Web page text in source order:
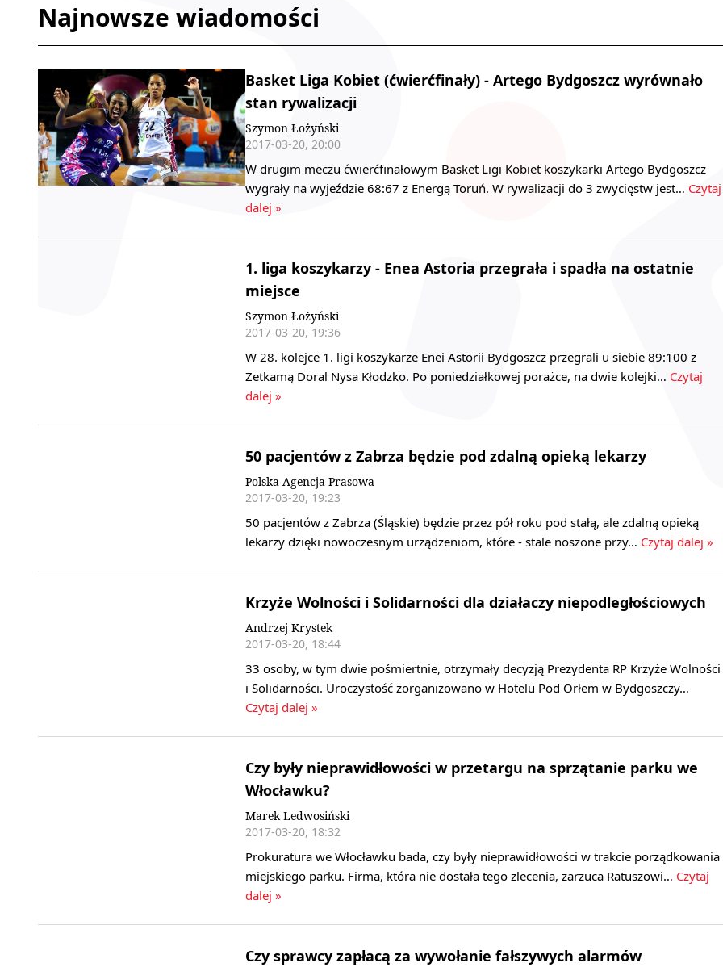
Najnowsze wiadomości
Basket Liga Kobiet (ćwierćfinały) - Artego Bydgoszcz wyrównało
stan rywalizacji
Szymon Łożyński
2017-03-20, 20:00
W drugim meczu ćwierćfinałowym Basket Ligi Kobiet koszykarki Artego Bydgoszcz
wygrały na wyjeździe 68:67 z Energą Toruń. W rywalizacji do 3 zwycięstw jest… Czytaj
dalej »
1. liga koszykarzy - Enea Astoria przegrała i spadła na ostatnie
miejsce
Szymon Łożyński
2017-03-20, 19:36
W 28. kolejce 1. ligi koszykarze Enei Astorii Bydgoszcz przegrali u siebie 89:100 z
Zetkamą Doral Nysa Kłodzko. Po poniedziałkowej porażce, na dwie kolejki… Czytaj
dalej »
50 pacjentów z Zabrza będzie pod zdalną opieką lekarzy
Polska Agencja Prasowa
2017-03-20, 19:23
50 pacjentów z Zabrza (Śląskie) będzie przez pół roku pod stałą, ale zdalną opieką
lekarzy dzięki nowoczesnym urządzeniom, które - stale noszone przy… Czytaj dalej »
Krzyże Wolności i Solidarności dla działaczy niepodległościowych
Andrzej Krystek
2017-03-20, 18:44
33 osoby, w tym dwie pośmiertnie, otrzymały decyzją Prezydenta RP Krzyże Wolności
i Solidarności. Uroczystość zorganizowano w Hotelu Pod Orłem w Bydgoszczy…
Czytaj dalej »
Czy były nieprawidłowości w przetargu na sprzątanie parku we
Włocławku?
Marek Ledwosiński
2017-03-20, 18:32
Prokuratura we Włocławku bada, czy były nieprawidłowości w trakcie porządkowania
miejskiego parku. Firma, która nie dostała tego zlecenia, zarzuca Ratuszowi… Czytaj
dalej »
Czy sprawcy zapłacą za wywołanie fałszywych alarmów